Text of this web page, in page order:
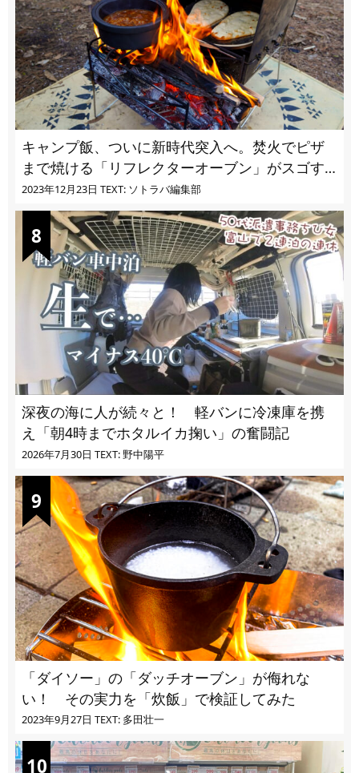
キャンプ飯、ついに新時代突入へ。焚火でピザ
まで焼ける「リフレクターオーブン」がスゴす
ぎる
2023年12月23日 TEXT: ソトラバ編集部
深夜の海に人が続々と！ 軽バンに冷凍庫を携
え「朝4時までホタルイカ掬い」の奮闘記
2026年7月30日 TEXT: 野中陽平
「ダイソー」の「ダッチオーブン」が侮れな
い！ その実力を「炊飯」で検証してみた
2023年9月27日 TEXT: 多田壮一